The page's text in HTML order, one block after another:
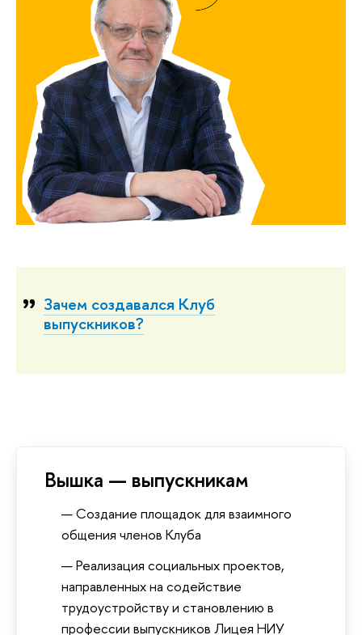
Зачем создавался Клуб
выпускников?
Вышка — выпускникам
Создание площадок для взаимного
общения членов Клуба
Реализация социальных проектов,
направленных на содействие
трудоустройству и становлению в
профессии выпускников Лицея НИУ